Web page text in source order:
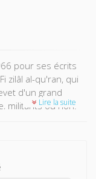
pour ses écrits
zilâl al-qu'ran, qui
d'un grand
militants ou non.
en
qui met en
Lire la suite